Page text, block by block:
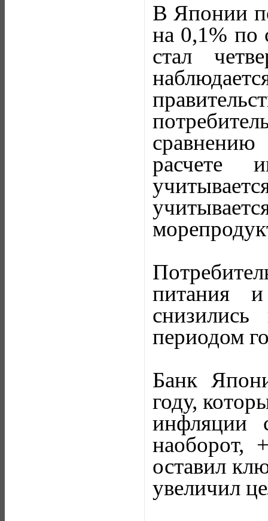
В Японии
на 0,1% по
стал
расчете
питания
периодом
Банк
году,
инфляции
наоборот,
оставил
увеличил